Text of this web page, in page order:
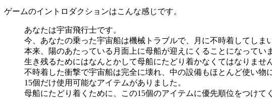
ゲームのイントロダクションはこんな感じです。
あなたは宇宙飛行士です。
今、あなたの乗った宇宙船は機械トラブルで、月に不時着してしま
本来、陽のあたっている月面上に母船が迎えにくることになってい
生き残るためにはなんとかして母船にたどり着かなくてはなりません
不時着した衝撃で宇宙船は完全に壊れ、中の設備もほとんど使い物
15個だけ使用可能なアイテムがありました。
母船にたどり着くために、この15個のアイテムに優先順位をつけて